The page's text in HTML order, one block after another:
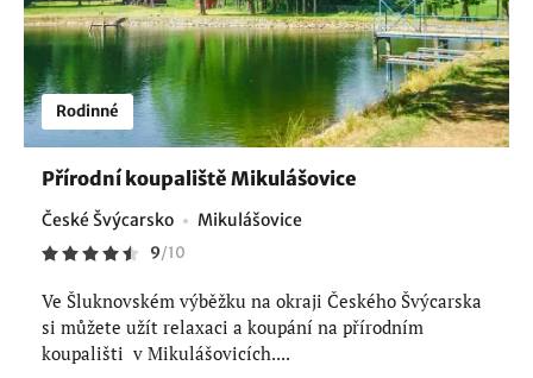
Rodinné
Přírodní koupaliště Mikulášovice
České Švýcarsko Mikulášovice
9/10
Ve Šluknovském výběžku na okraji Českého Švýcarska
si můžete užít relaxaci a koupání na přírodním
koupališti v Mikulášovicích....